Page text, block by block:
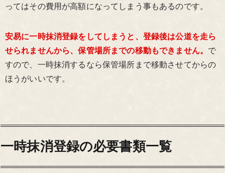
ってはその費用が高額になってしまう事もあるのです。
安易に一時抹消登録をしてしまうと、登録後は公道を走ら
せられませんから、保管場所までの移動もできません。 で
すので、一時抹消するなら保管場所まで移動させてからの
ほうがいいです。
一時抹消登録の必要書類一覧